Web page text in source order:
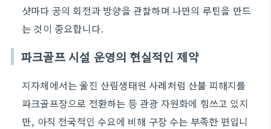
샷마다 공의 회전과 방향을 관찰하며 나만의 루틴을 만드
는 것이 중요합니다.
파크골프 시설 운영의 현실적인 제약
지자체에서는 울진 산림생태원 사례처럼 산불 피해지를
파크골프장으로 전환하는 등 관광 자원화에 힘쓰고 있지
만, 아직 전국적인 수요에 비해 구장 수는 부족한 편입니